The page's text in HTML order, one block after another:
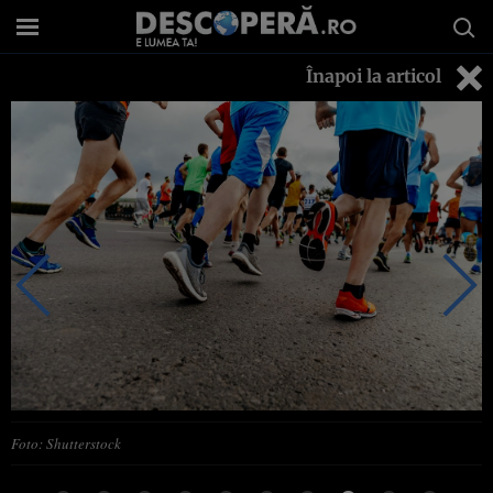
Înapoi la articol
Foto: Shutterstock